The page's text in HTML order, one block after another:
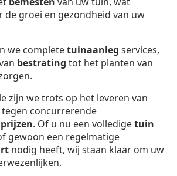
de groei en gezondheid van uw
we completetuinaanleg services,
bestrating tot het planten van
zijn we trots op het leveren van
concurrerende
. Of u nu een volledigetuin
gewoon een regelmatige
nodig heeft, wij staan klaar om uw